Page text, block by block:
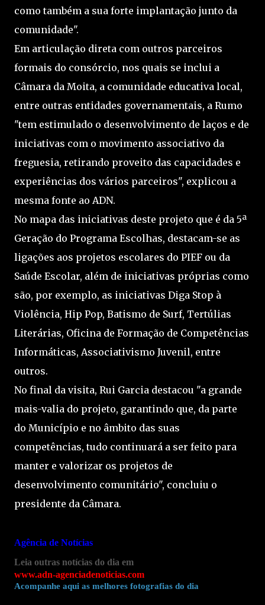
como também a sua forte implantação junto da
comunidade".
Em articulação direta com outros parceiros
formais do consórcio, nos quais se inclui a
Câmara da Moita, a comunidade educativa local,
entre outras entidades governamentais, a Rumo
"tem estimulado o desenvolvimento de laços e de
iniciativas com o movimento associativo da
freguesia, retirando proveito das capacidades e
experiências dos vários parceiros", explicou a
mesma fonte ao ADN.
No mapa das iniciativas deste projeto que é da 5ª
Geração do Programa Escolhas, destacam-se as
ligações aos projetos escolares do PIEF ou da
Saúde Escolar, além de iniciativas próprias como
são, por exemplo, as iniciativas Diga Stop à
Violência, Hip Pop, Batismo de Surf, Tertúlias
Literárias, Oficina de Formação de Competências
Informáticas, Associativismo Juvenil, entre
outros.
No final da visita, Rui Garcia destacou "a grande
mais-valia do projeto, garantindo que, da parte
do Município e no âmbito das suas
competências, tudo continuará a ser feito para
manter e valorizar os projetos de
desenvolvimento comunitário", concluiu o
presidente da Câmara.
Agência de Notícias
Leia outras notícias do dia em
www.adn-agenciadenoticias.com
Acompanhe aqui as melhores fotografias do dia